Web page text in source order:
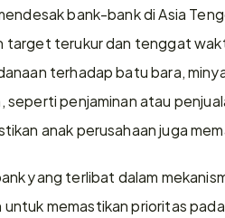
bank-bank di Asia
target terukur dan tenggat
terhadap batu bara,
seperti penjaminan atau
anak perusahaan juga
yang terlibat dalam
untuk memastikan prioritas